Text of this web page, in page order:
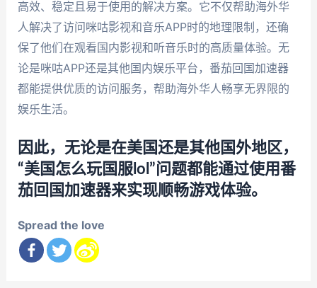
高效、稳定且易于使用的解决方案。它不仅帮助海外华
人解决了访问咪咕影视和音乐APP时的地理限制，还确
保了他们在观看国内影视和听音乐时的高质量体验。无
论是咪咕APP还是其他国内娱乐平台，番茄回国加速器
都能提供优质的访问服务，帮助海外华人畅享无界限的
娱乐生活。
因此，无论是在美国还是其他国外地区，
“美国怎么玩国服lol”问题都能通过使用番
茄回国加速器来实现顺畅游戏体验。
Spread the love